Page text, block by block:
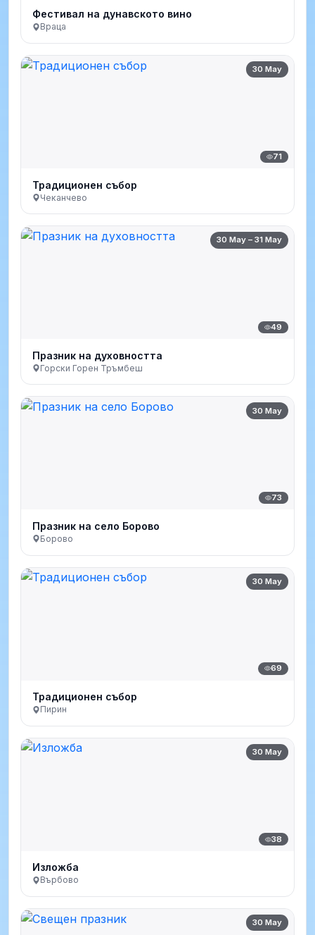
Фестивал на дунавското вино
Враца
30 May
71
Традиционен събор
Чеканчево
30 May – 31 May
49
Празник на духовността
Горски Горен Тръмбеш
30 May
73
Празник на село Борово
Борово
30 May
69
Традиционен събор
Пирин
30 May
38
Изложба
Върбово
30 May